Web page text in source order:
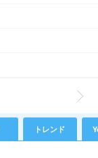
トレンド